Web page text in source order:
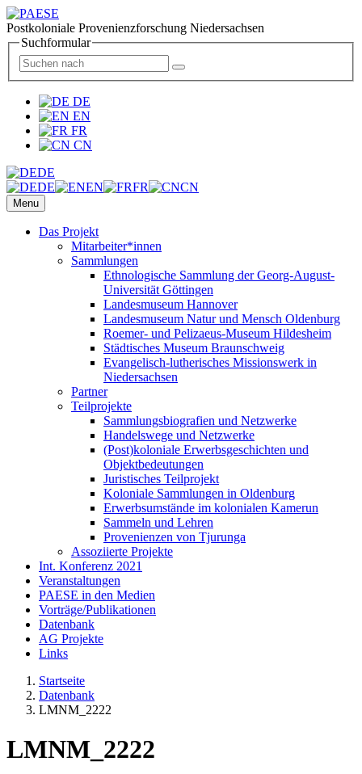
Postkoloniale Provenienzforschung Niedersachsen
Suchformular
DE
EN
FR
CN
DE
DE
EN FR CN
Menu
Das Projekt
Mitarbeiter*innen
Sammlungen
Ethnologische Sammlung der Georg-August-
Universität Göttingen
Landesmuseum Hannover
Landesmuseum Natur und Mensch Oldenburg
Roemer- und Pelizaeus-Museum Hildesheim
Städtisches Museum Braunschweig
Evangelisch-lutherisches Missionswerk in
Niedersachsen
Partner
Teilprojekte
Sammlungsbiografien und Netzwerke
Handelswege und Netzwerke
(Post)koloniale Erwerbsgeschichten und
Objektbedeutungen
Juristisches Teilprojekt
Koloniale Sammlungen in Oldenburg
Erwerbsumstände im kolonialen Kamerun
Sammeln und Lehren
Provenienzen von Tjurunga
Assoziierte Projekte
Int. Konferenz 2021
Veranstaltungen
PAESE in den Medien
Vorträge/Publikationen
Datenbank
AG Projekte
Links
Startseite
Datenbank
LMNM_2222
LMNM_2222